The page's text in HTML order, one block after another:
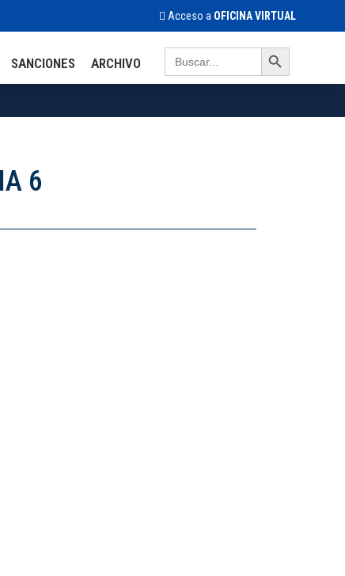
Acceso a OFICINA VIRTUAL
SANCIONES ARCHIVO
Search
for:
Search Button
6